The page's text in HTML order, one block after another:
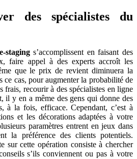
des spécialistes du
stagings’accomplissent en faisant des
faire appel à des experts accroît les
que le prix de revient diminuera la
ce cas, pour augmenter la probabilité de
frais, recourir à des spécialistes en ligne
il y en a même des gens qui donne des
à la fois, efficace. Cependant, c’est à
et les décorations adaptées à votre
paramètres entrent en jeux dans
la préférence des clients potentiels.
sur cette opération consiste à chercher
s’ils conviennent ou pas à votre